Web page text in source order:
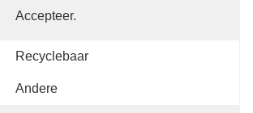
Accepteer.
Recyclebaar
Andere